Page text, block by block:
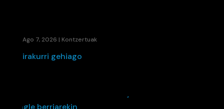
Ago 7, 2026 | Kontzertuak
irakurri gehiago